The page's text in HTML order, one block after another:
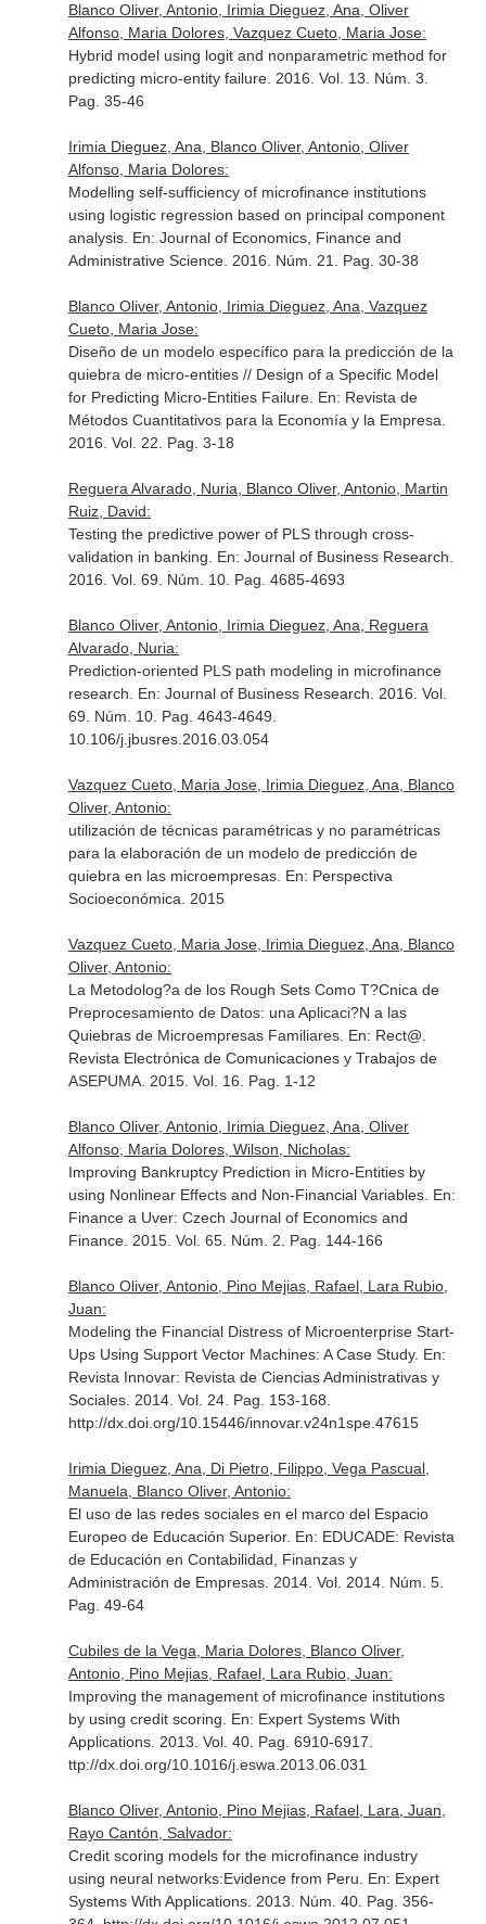
Blanco Oliver, Antonio, Irimia Dieguez, Ana, Oliver
Alfonso, Maria Dolores, Vazquez Cueto, Maria Jose:
Hybrid model using logit and nonparametric method for
predicting micro-entity failure. 2016. Vol. 13. Núm. 3.
Pag. 35-46
Irimia Dieguez, Ana, Blanco Oliver, Antonio, Oliver
Alfonso, Maria Dolores:
Modelling self-sufficiency of microfinance institutions
using logistic regression based on principal component
analysis. En: Journal of Economics, Finance and
Administrative Science. 2016. Núm. 21. Pag. 30-38
Blanco Oliver, Antonio, Irimia Dieguez, Ana, Vazquez
Cueto, Maria Jose:
Diseño de un modelo específico para la predicción de la
quiebra de micro-entities // Design of a Specific Model
for Predicting Micro-Entities Failure. En: Revista de
Métodos Cuantitativos para la Economía y la Empresa
2016. Vol. 22. Pag. 3-18
Reguera Alvarado, Nuria, Blanco Oliver, Antonio, Martin
Ruiz, David:
Testing the predictive power of PLS through cross-
validation in banking. En: Journal of Business Research
2016. Vol. 69. Núm. 10. Pag. 4685-4693
Blanco Oliver, Antonio, Irimia Dieguez, Ana, Reguera
Alvarado, Nuria:
Prediction-oriented PLS path modeling in microfinance
research. En: Journal of Business Research . 2016. Vol.
69. Núm. 10. Pag. 4643-4649.
10.106/j.jbusres.2016.03.054
Vazquez Cueto, Maria Jose, Irimia Dieguez, Ana, Blanco
Oliver, Antonio:
utilización de técnicas paramétricas y no paramétricas
para la elaboración de un modelo de predicción de
quiebra en las microempresas. En: Perspectiva
Socioeconómica . 2015
Vazquez Cueto, Maria Jose, Irimia Dieguez, Ana, Blanco
Oliver, Antonio:
La Metodolog?a de los Rough Sets Como T?Cnica de
Preprocesamiento de Datos: una Aplicaci?N a las
Quiebras de Microempresas Familiares. En: Rect@.
Revista Electrónica de Comunicaciones y Trabajos de
ASEPUMA. 2015. Vol. 16. Pag. 1-12
Blanco Oliver, Antonio, Irimia Dieguez, Ana, Oliver
Alfonso, Maria Dolores, Wilson, Nicholas:
Improving Bankruptcy Prediction in Micro-Entities by
using Nonlinear Effects and Non-Financial Variables. En:
Finance a Uver: Czech Journal of Economics and
Finance. 2015. Vol. 65. Núm. 2. Pag. 144-166
Blanco Oliver, Antonio, Pino Mejias, Rafael, Lara Rubio,
Juan:
Modeling the Financial Distress of Microenterprise Start-
Ups Using Support Vector Machines: A Case Study. En:
Revista Innovar: Revista de Ciencias Administrativas y
Sociales. 2014. Vol. 24. Pag. 153-168.
http://dx.doi.org/10.15446/innovar.v24n1spe.47615
Irimia Dieguez, Ana, Di Pietro, Filippo, Vega Pascual,
Manuela, Blanco Oliver, Antonio:
El uso de las redes sociales en el marco del Espacio
Europeo de Educación Superior. En: EDUCADE: Revista
de Educación en Contabilidad, Finanzas y
Administración de Empresas. 2014. Vol. 2014. Núm. 5.
Pag. 49-64
Cubiles de la Vega, Maria Dolores, Blanco Oliver,
Antonio, Pino Mejias, Rafael, Lara Rubio, Juan:
Improving the management of microfinance institutions
by using credit scoring. En: Expert Systems With
Applications. 2013. Vol. 40. Pag. 6910-6917.
ttp://dx.doi.org/10.1016/j.eswa.2013.06.031
Blanco Oliver, Antonio, Pino Mejias, Rafael, Lara, Juan,
Rayo Cantón, Salvador:
Credit scoring models for the microfinance industry
using neural networks:Evidence from Peru. En: Expert
Systems With Applications. 2013. Núm. 40. Pag. 356-